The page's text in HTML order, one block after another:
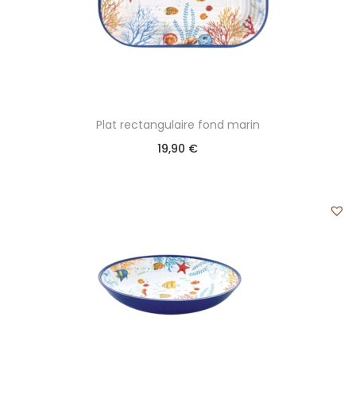
Plat rectangulaire fond marin
19,90 €